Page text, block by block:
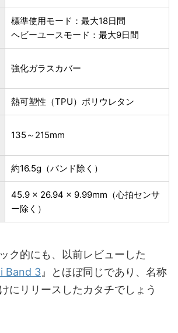
標準使用モード：最大18日間
ヘビーユースモード：最大9日間
強化ガラスカバー
熱可塑性（TPU）ポリウレタン
135～215mm
約16.5g（バンド除く）
45.9 × 26.94 × 9.99mm（心拍センサ
ー除く）
ク的にも、以前レビューした
Band 3』とほぼ同じであり、名称
にリリースしたカタチでしょう